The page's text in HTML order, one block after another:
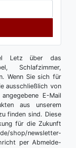
Letz über das
Schlafzimmer,
Wenn Sie sich für
ausschließlich von
E-Mail
aus unserem
finden sind. Diese
für die Zukunft
newsletter-
per Abmelde-